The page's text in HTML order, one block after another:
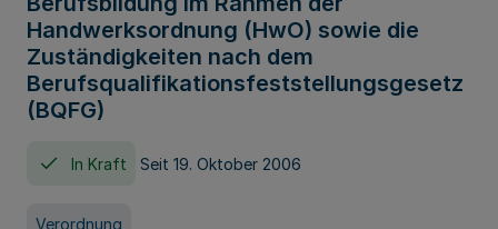
Handwerksordnung (HwO) sowie die
Zuständigkeiten nach dem
Berufsqualifikationsfeststellungsgesetz
(BQFG)
In Kraft Seit 19. Oktober 2006
Verordnung